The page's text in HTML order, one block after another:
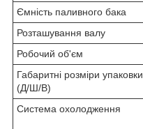
Ємність паливного бака
Розташування валу
Робочий об'єм
Габаритні розміри упаковки
(Д/Ш/В)
Система охолодження